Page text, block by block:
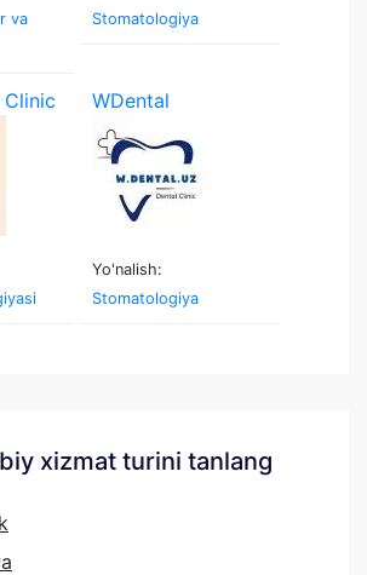
va
Stomatologiya
Clinic WDental
Yo'nalish:
Stomatologiya
xizmat turini tanlang